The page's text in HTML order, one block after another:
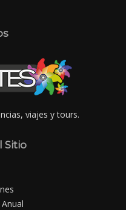
viajes y tours.
Sitio